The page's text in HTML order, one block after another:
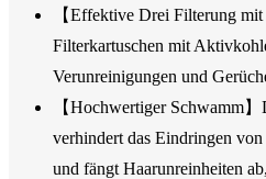
【Effektive Drei Filterung
Filterkartuschen mit
Verunreinigungen und
【Hochwertiger Schwamm
verhindert das Eindringen
und fängt Haarunreinheiten